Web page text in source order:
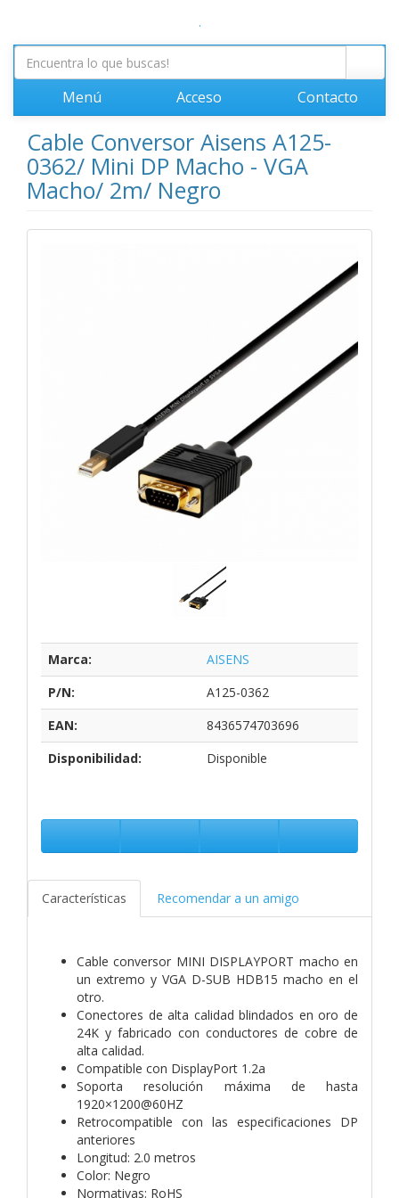
.
Menú Acceso Contacto
Cable Conversor Aisens A125-
0362/ Mini DP Macho - VGA
Macho/ 2m/ Negro
Marca:
AISENS
P/N:
A125-0362
EAN:
8436574703696
Disponibilidad:
Disponible
Características Recomendar a un amigo
Cable conversor MINI DISPLAYPORT macho en
un extremo y VGA D-SUB HDB15 macho en el
otro.
Conectores de alta calidad blindados en oro de
24K y fabricado con conductores de cobre de
alta calidad.
Compatible con DisplayPort 1.2a
Soporta resolución máxima de hasta
1920×1200@60HZ
Retrocompatible con las especificaciones DP
anteriores
Longitud: 2.0 metros
Color: Negro
Normativas: RoHS